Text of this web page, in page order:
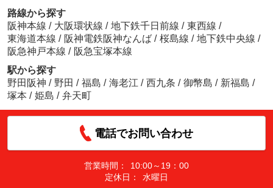
路線から探す
阪神本線 / 大阪環状線 / 地下鉄千日前線 / 東西線 /
東海道本線 / 阪神電鉄阪神なんば / 桜島線 / 地下鉄中央線 /
阪急神戸本線 / 阪急宝塚本線
駅から探す
野田阪神 / 野田 / 福島 / 海老江 / 西九条 / 御幣島 / 新福島 /
塚本 / 姫島 / 弁天町
電話でお問い合わせ
営業時間：
10:00～19：00
定休日：
水曜日